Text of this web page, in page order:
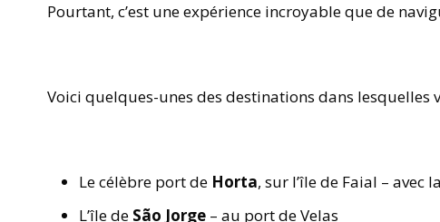
Pourtant, c’est une expérience incroyable que de
Voici quelques-unes des destinations dans lesquelles
Le célèbre port de Horta, sur l’île de Faial – avec
L’île de São Jorge – au port de Velas